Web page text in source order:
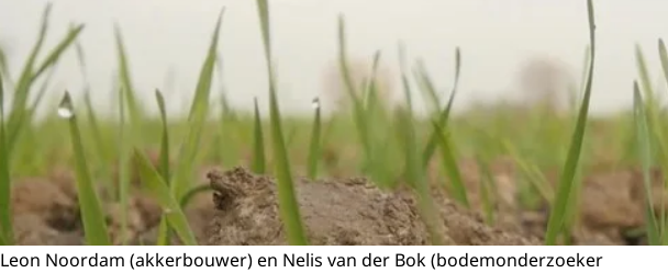
Leon Noordam (akkerbouwer) en Nelis van der Bok (bodemonderzoeker